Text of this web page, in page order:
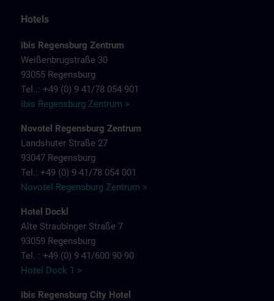
Hotels
ibis Regensburg Zentrum
Weißenbrugstraße 30
93055 Regensburg
Tel..: +49 (0) 9 41/78 054 901
ibis Regensburg Zentrum >
Novotel Regensburg Zentrum
Landshuter Straße 27
93047 Regensburg
Tel.: +49 (0) 9 41/78 054 001
Novotel Regensburg Zentrum >
Hotel Dockl
Alte Straubinger Straße 7
93059 Regensburg
Tel. : +49 (0) 9 41/600 90 90
Hotel Dock 1 >
ibis Regensburg City Hotel